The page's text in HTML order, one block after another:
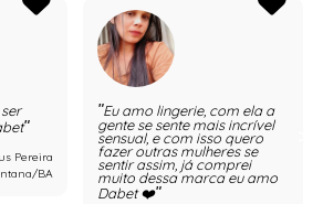
Pereira
BA
Eu amo lingerie, com ela a
gente se sente mais incrível
sensual, e com isso quero
fazer outras mulheres se
sentir assim, já comprei
muito dessa marca eu amo
Dabet ❤️